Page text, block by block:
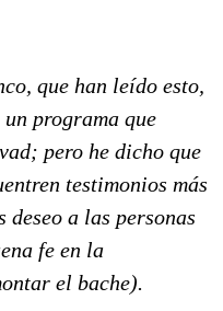
que han leído esto,
programa que
pero he dicho que
testimonios más
deseo a las personas
fe en la
el bache).